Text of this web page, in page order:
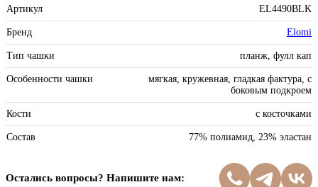
Артикул EL4490BLK
Бренд Elomi
Тип чашки планж, фулл кап
Особенности чашки
мягкая, кружевная, гладкая фактура, с
боковым подкроем
Кости с косточками
Состав 77% полиамид, 23% эластан
Остались вопросы? Напишите нам: